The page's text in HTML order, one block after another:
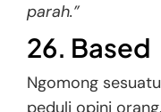
parah.”
26. Based
Ngomong
peduli opini orang.